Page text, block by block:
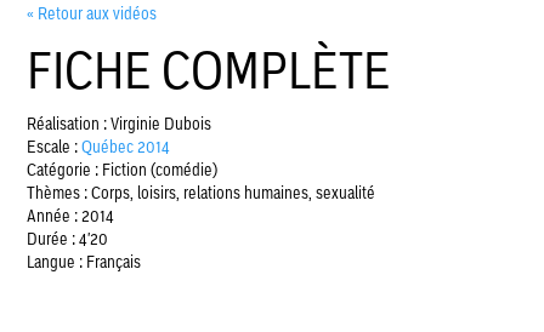
« Retour aux vidéos
FICHE COMPLÈTE
Réalisation : Virginie Dubois
Escale :Québec 2014
Catégorie : Fiction (comédie)
Thèmes : Corps, loisirs, relations humaines, sexualité
Année : 2014
Durée : 4'20
Langue : Français